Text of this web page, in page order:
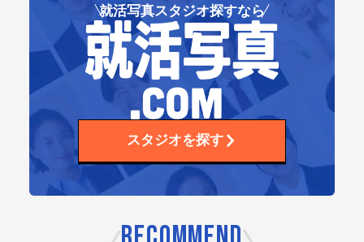
就活写真スタジオ探すなら
スタジオを探す